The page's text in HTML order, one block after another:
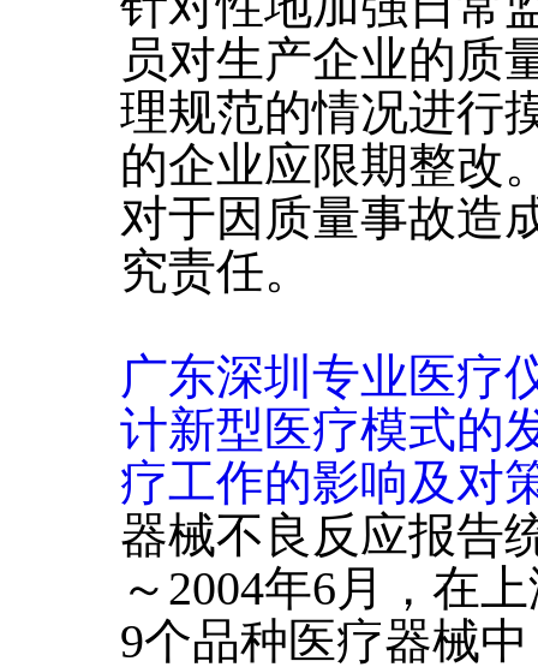
员对生产企业的质
理规范的情况进行
的企业应限期整改
对于因质量事故造
究责任。
广东深圳专业医疗
计新型医疗模式的
疗工作的影响及对
器械不良反应报告
～2004年6月，在
9个品种医疗器械